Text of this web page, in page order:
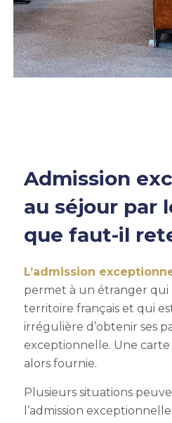
Admission
au séjour par
que faut-il
L’admission
permet à un étranger qui
territoire français et qui
irrégulière d’obtenir ses
exceptionnelle. Une carte
alors fournie.
Plusieurs situations
l’admission